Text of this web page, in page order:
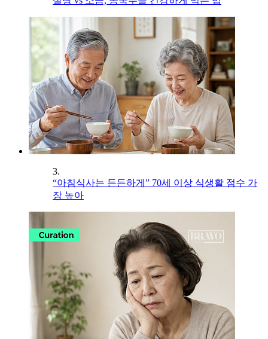
3.
“아침식사는 든든하게” 70세 이상 식생활 점수 가
장 높아